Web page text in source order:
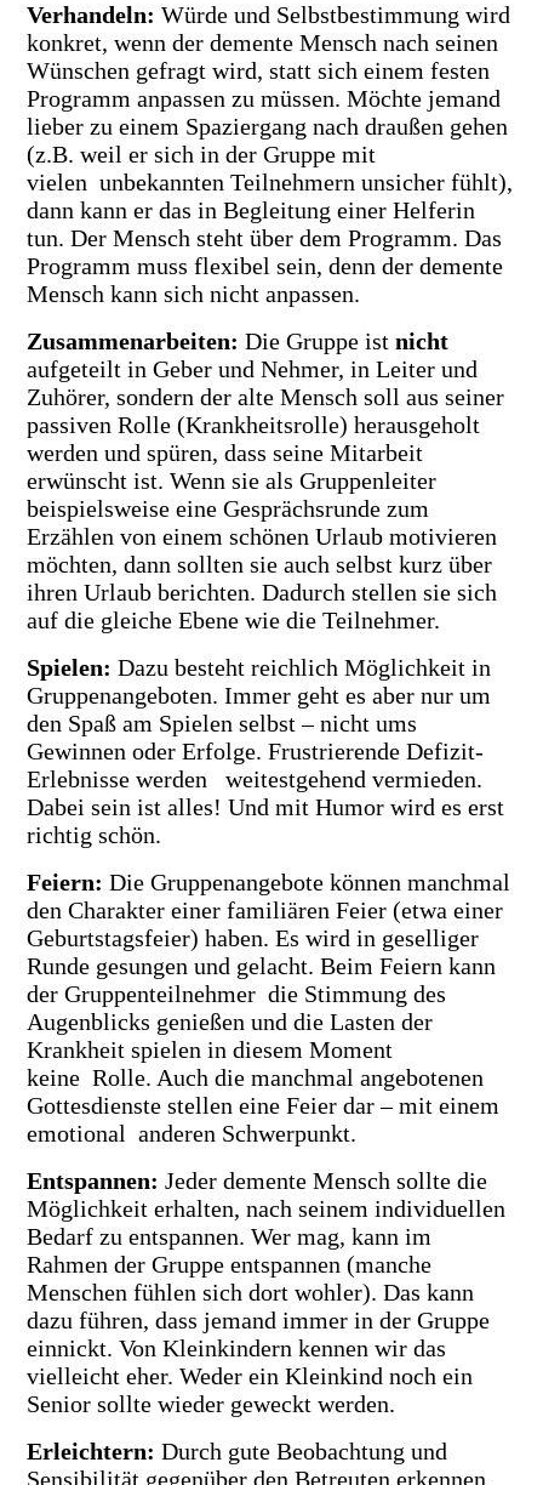
Verhandeln: Würde und Selbstbestimmung wird
konkret, wenn der demente Mensch nach seinen
Wünschen gefragt wird, statt sich einem festen
Programm anpassen zu müssen. Möchte jemand
lieber zu einem Spaziergang nach draußen gehen
(z.B. weil er sich in der Gruppe mit
vielen unbekannten Teilnehmern unsicher fühlt),
dann kann er das in Begleitung einer Helferin
tun. Der Mensch steht über dem Programm. Das
Programm muss flexibel sein, denn der demente
Mensch kann sich nicht anpassen.
Zusammenarbeiten: Die Gruppe istnicht
aufgeteilt in Geber und Nehmer, in Leiter und
Zuhörer, sondern der alte Mensch soll aus seiner
passiven Rolle (Krankheitsrolle) herausgeholt
werden und spüren, dass seine Mitarbeit
erwünscht ist. Wenn sie als Gruppenleiter
beispielsweise eine Gesprächsrunde zum
Erzählen von einem schönen Urlaub motivieren
möchten, dann sollten sie auch selbst kurz über
ihren Urlaub berichten. Dadurch stellen sie sich
auf die gleiche Ebene wie die Teilnehmer.
Spielen:Dazu besteht reichlich Möglichkeit in
Gruppenangeboten. Immer geht es aber nur um
den Spaß am Spielen selbst – nicht ums
Gewinnen oder Erfolge. Frustrierende Defizit-
Erlebnisse werden weitestgehend vermieden.
Dabei sein ist alles! Und mit Humor wird es erst
richtig schön.
Feiern: Die Gruppenangebote können manchmal
den Charakter einer familiären Feier (etwa einer
Geburtstagsfeier) haben. Es wird in geselliger
Runde gesungen und gelacht. Beim Feiern kann
der Gruppenteilnehmer die Stimmung des
Augenblicks genießen und die Lasten der
Krankheit spielen in diesem Moment
keine Rolle. Auch die manchmal angebotenen
Gottesdienste stellen eine Feier dar – mit einem
emotional anderen Schwerpunkt.
Entspannen: Jeder demente Mensch sollte die
Möglichkeit erhalten, nach seinem individuellen
Bedarf zu entspannen. Wer mag, kann im
Rahmen der Gruppe entspannen (manche
Menschen fühlen sich dort wohler). Das kann
dazu führen, dass jemand immer in der Gruppe
einnickt. Von Kleinkindern kennen wir das
vielleicht eher. Weder ein Kleinkind noch ein
Senior sollte wieder geweckt werden.
Erleichtern: Durch gute Beobachtung und
Sensibilität gegenüber den Betreuten erkennen